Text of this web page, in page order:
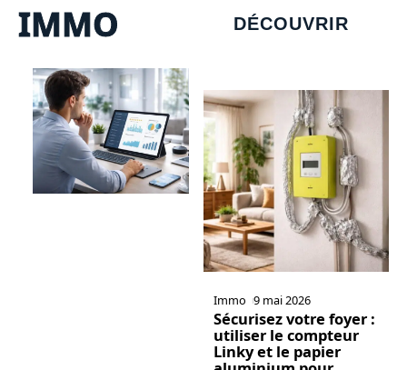
IMMO DÉCOUVRIR
Immo 9 mai 2026
Sécurisez votre foyer :
utiliser le compteur
Linky et le papier